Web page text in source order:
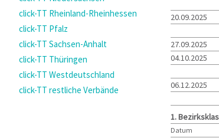
click-TT Rheinland-Rheinhessen
click-TT Pfalz
click-TT Sachsen-Anhalt
click-TT Thüringen
click-TT Westdeutschland
click-TT restliche Verbände
20.09.2025
27.09.2025
04.10.2025
06.12.2025
1.
Datum